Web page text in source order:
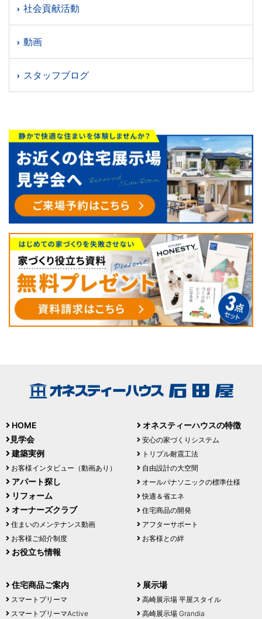
社会貢献活動
動画
スタッフブログ
HOME
見学会
建築実例
お客様インタビュー（動画あり）
アパート探し
リフォーム
オーナーズクラブ
住まいのメンテナンス動画
お客様ご紹介制度
お役立ち情報
オネスティーハウスの特徴
安心の家づくりシステム
トリプル耐震工法
自由設計の大空間
オールパナソニックの標準仕様
快適＆省エネ
住宅商品の開発
アフターサポート
お客様との絆
住宅商品ご案内
スマートプリーマ
スマートプリーマActive
展示場
高崎展示場 平屋スタイル
高崎展示場 Grandia